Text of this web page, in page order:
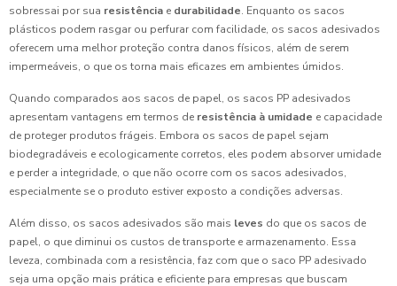
sobressai por sua resistência e durabilidade. Enquanto os sacos
plásticos podem rasgar ou perfurar com facilidade, os sacos adesivados
oferecem uma melhor proteção contra danos físicos, além de serem
impermeáveis, o que os torna mais eficazes em ambientes úmidos.
Quando comparados aos sacos de papel, os sacos PP adesivados
apresentam vantagens em termos de resistência à umidade e capacidade
de proteger produtos frágeis. Embora os sacos de papel sejam
biodegradáveis e ecologicamente corretos, eles podem absorver umidade
e perder a integridade, o que não ocorre com os sacos adesivados,
especialmente se o produto estiver exposto a condições adversas.
Além disso, os sacos adesivados são mais leves do que os sacos de
papel, o que diminui os custos de transporte e armazenamento. Essa
leveza, combinada com a resistência, faz com que o saco PP adesivado
seja uma opção mais prática e eficiente para empresas que buscam